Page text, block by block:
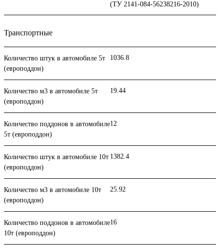
(ТУ 2141-084-56238216-2010)
Транспортные
Количество штук в автомобиле 5т
(европоддон)
1036.8
Количество м3 в автомобиле 5т
(европоддон)
19.44
Количество поддонов в автомобиле
5т (европоддон)
12
Количество штук в автомобиле 10т
(европоддон)
1382.4
Количество м3 в автомобиле 10т
(европоддон)
25.92
Количество поддонов в автомобиле
10т (европоддон)
16